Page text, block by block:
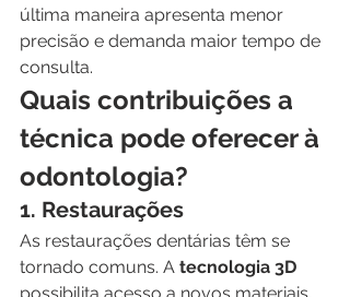
última maneira apresenta menor
precisão e demanda maior tempo de
consulta.
Quais contribuições a
técnica pode oferecer à
odontologia?
1. Restaurações
As restaurações dentárias têm se
tornado comuns. A tecnologia 3D